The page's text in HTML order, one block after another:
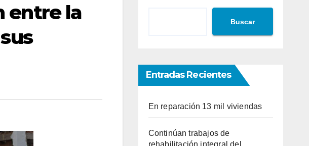
entre la
Buscar
Entradas Recientes
En reparación 13 mil viviendas
Continúan trabajos de
rehabilitación integral del